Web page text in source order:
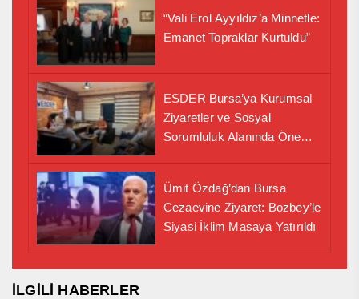
“Vali Erol Ayyıldız’a Minnetle:
Emanet Topraklar Kurtuldu”
ESDER Bursa’ya Kurumsal
Ziyaretler ve Sosyal
Sorumluluk Alanında Önemli
Ümit Özdağ’dan Bursa
Cezaevine Ziyaret: Bozbey’le
Siyasi İklim Masaya Yatırıldı
İLGİLİ HABERLER